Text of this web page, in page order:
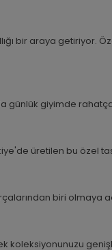
bir araya getiriyor.
günlük giyimde
üretilen bu özel
biri olmaya
koleksiyonunuzu